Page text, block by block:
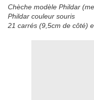
Chèche modèle Phildar
Phildar couleur souris
21 carrés (9,5cm de côté)